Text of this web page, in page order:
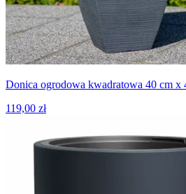
Donica ogrodowa kwadratowa 40 cm x
119,00 zł